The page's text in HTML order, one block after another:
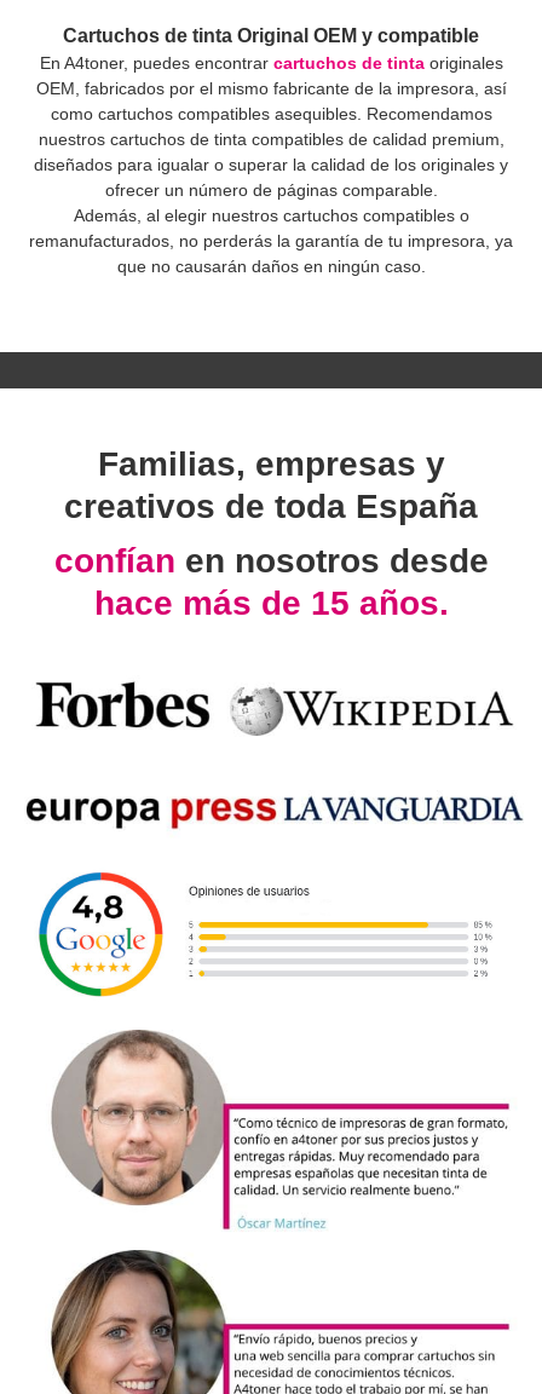
Cartuchos de tinta Original OEM y compatible
En A4toner, puedes encontrar cartuchos de tintaoriginales
OEM, fabricados por el mismo fabricante de la impresora, así
como cartuchos compatibles asequibles. Recomendamos
nuestros cartuchos de tinta compatibles de calidad premium,
diseñados para igualar o superar la calidad de los originales y
ofrecer un número de páginas comparable.
Además, al elegir nuestros cartuchos compatibles o
remanufacturados, no perderás la garantía de tu impresora, ya
que no causarán daños en ningún caso.
Familias, empresas y
creativos de toda España
confían en nosotros desde
hace más de 15 años.